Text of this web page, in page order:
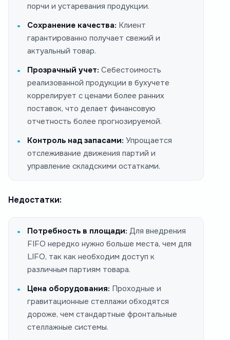
порчи и устаревания продукции.
Сохранение качества: Клиент
гарантированно получает свежий и
актуальный товар.
Прозрачный учет: Себестоимость
реализованной продукции в бухучете
коррелирует с ценами более ранних
поставок, что делает финансовую
отчетность более прогнозируемой.
Контроль над запасами: Упрощается
отслеживание движения партий и
управление складскими остатками.
Недостатки:
Потребность в площади: Для внедрения
FIFO нередко нужно больше места, чем для
LIFO, так как необходим доступ к
различным партиям товара.
Цена оборудования: Проходные и
гравитационные стеллажи обходятся
дороже, чем стандартные фронтальные
стеллажные системы.